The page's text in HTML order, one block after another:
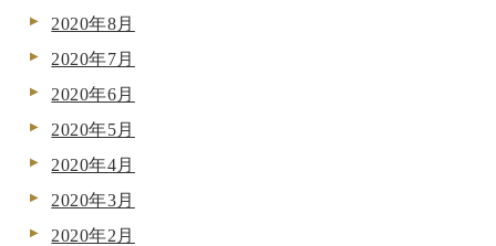
2020年8月
2020年7月
2020年6月
2020年5月
2020年4月
2020年3月
2020年2月